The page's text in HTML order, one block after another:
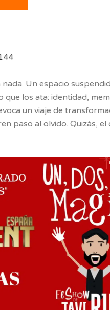
Un espacio
los ata: identidad,
un viaje de
paso al olvido. Quizás, el